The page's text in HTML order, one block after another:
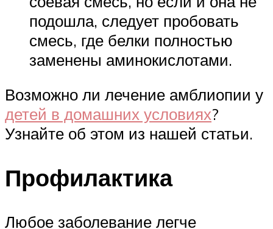
подошла, следует пробовать
смесь, где белки полностью
заменены аминокислотами.
Возможно ли лечение амблиопии у
детей в домашних условиях?
Узнайте об этом из нашей статьи.
Профилактика
Любое заболевание легче